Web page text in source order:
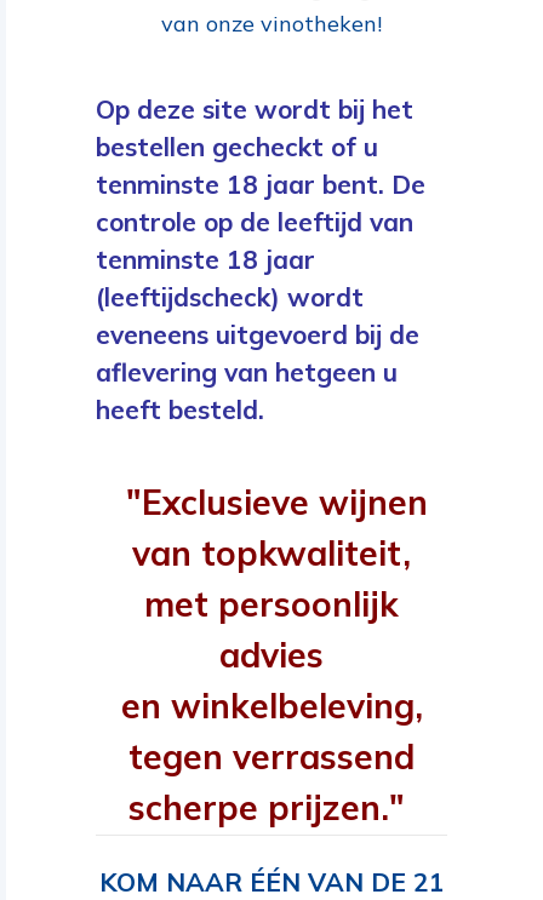
van onze vinotheken!
Op deze site wordt bij het
bestellen gecheckt of u
tenminste 18 jaar bent. De
controle op de leeftijd van
tenminste 18 jaar
(leeftijdscheck) wordt
eveneens uitgevoerd bij de
aflevering van hetgeen u
heeft besteld.
"Exclusieve wijnen
van topkwaliteit,
met persoonlijk
advies
en winkelbeleving,
tegen verrassend
scherpe prijzen."
KOM NAAR ÉÉN VAN DE 21